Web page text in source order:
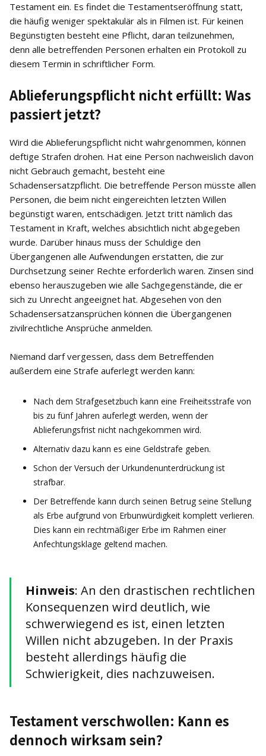
Testament ein. Es findet die Testamentseröffnung statt,
die häufig weniger spektakulär als in Filmen ist. Für keinen
Begünstigten besteht eine Pflicht, daran teilzunehmen,
denn alle betreffenden Personen erhalten ein Protokoll zu
diesem Termin in schriftlicher Form.
Ablieferungspflicht nicht erfüllt: Was
passiert jetzt?
Wird die Ablieferungspflicht nicht wahrgenommen, können
deftige Strafen drohen. Hat eine Person nachweislich davon
nicht Gebrauch gemacht, besteht eine
Schadensersatzpflicht. Die betreffende Person müsste allen
Personen, die beim nicht eingereichten letzten Willen
begünstigt waren, entschädigen. Jetzt tritt nämlich das
Testament in Kraft, welches absichtlich nicht abgegeben
wurde. Darüber hinaus muss der Schuldige den
Übergangenen alle Aufwendungen erstatten, die zur
Durchsetzung seiner Rechte erforderlich waren. Zinsen sind
ebenso herauszugeben wie alle Sachgegenstände, die er
sich zu Unrecht angeeignet hat. Abgesehen von den
Schadensersatzansprüchen können die Übergangenen
zivilrechtliche Ansprüche anmelden.
Niemand darf vergessen, dass dem Betreffenden
außerdem eine Strafe auferlegt werden kann:
Nach dem Strafgesetzbuch kann eine Freiheitsstrafe von
bis zu fünf Jahren auferlegt werden, wenn der
Ablieferungsfrist nicht nachgekommen wird.
Alternativ dazu kann es eine Geldstrafe geben.
Schon der Versuch der Urkundenunterdrückung ist
strafbar.
Der Betreffende kann durch seinen Betrug seine Stellung
als Erbe aufgrund von Erbunwürdigkeit komplett verlieren.
Dies kann ein rechtmäßiger Erbe im Rahmen einer
Anfechtungsklage geltend machen.
Hinweis: An den drastischen rechtlichen
Konsequenzen wird deutlich, wie
schwerwiegend es ist, einen letzten
Willen nicht abzugeben. In der Praxis
besteht allerdings häufig die
Schwierigkeit, dies nachzuweisen.
Testament verschwollen: Kann es
dennoch wirksam sein?